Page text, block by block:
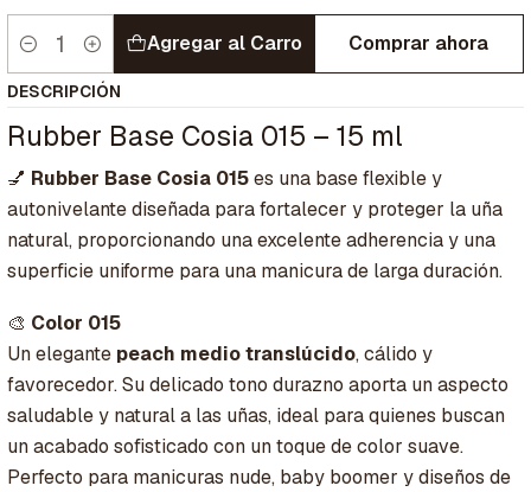
Cantidad
Agregar al Carro Comprar ahora
DESCRIPCIÓN
Rubber Base Cosia 015 – 15 ml
💅 Rubber Base Cosia 015es una base flexible y
autonivelante diseñada para fortalecer y proteger la uña
natural, proporcionando una excelente adherencia y una
superficie uniforme para una manicura de larga duración.
🎨 Color 015
Un elegante peach medio translúcido, cálido y
favorecedor. Su delicado tono durazno aporta un aspecto
saludable y natural a las uñas, ideal para quienes buscan
un acabado sofisticado con un toque de color suave.
Perfecto para manicuras nude, baby boomer y diseños de